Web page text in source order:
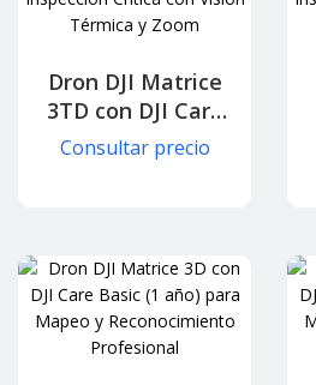
Dron DJI Matrice
3TD con DJI Care
Plus (1 Año) para
Inspección Crítica
Consultar precio